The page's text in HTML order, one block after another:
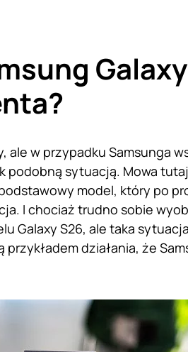
ale w przypadku Samsunga
podobną sytuacją. Mowa
model, który po
I chociaż trudno sobie
Galaxy S26, ale taka
działania, że